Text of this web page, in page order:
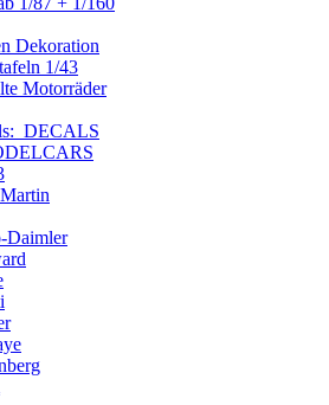
Dekoration
1/43
Motorräder
DECALS
Daimler